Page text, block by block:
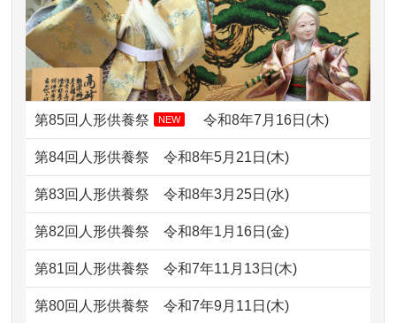
2026/07/08誰も住んでいない実家の片付けを始め
ました。 ...
2026/07/069年間自由が丘店を見守ってくれてあり
がとう。
2026/07/05しっかりとお人形たちの供養をしてい
ただけると...
2026/06/30 長年大事にしてきた雛人形です、供養
していただ...
2026/06/29ガラスケースのまま引き取ってくださ
2024/01/13お雛様のセットを供養・処分したいの
ですが、お雛様とお内裏様だ...
2024/01/13供養申込みの後、供養祭までお人形は
どうなってるのですか？
2024/01/13会社のようですが、きちんと供養して
第85回人形供養祭 NEW 令和8年7月16日(木)
第84回人形供養祭令和8年5月21日(木)
第83回人形供養祭令和8年3月25日(水)
第82回人形供養祭令和8年1月16日(金)
第81回人形供養祭令和7年11月13日(木)
第80回人形供養祭令和7年9月11日(木)